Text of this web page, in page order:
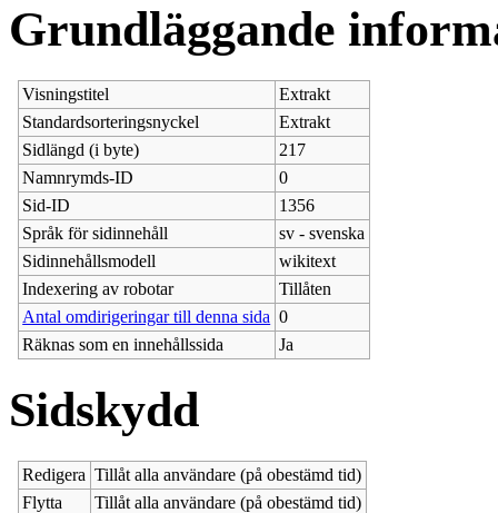
Grundläggande
Visningstitel
Extrakt
Standardsorteringsnyckel
Extrakt
Sidlängd (i byte)
217
Namnrymds-ID
0
Sid-ID
1356
Språk för sidinnehåll
sv - svenska
Sidinnehållsmodell
wikitext
Indexering av robotar
Tillåten
Antal omdirigeringar till denna sida 0
Räknas som en innehållssida
Ja
Sidskydd
Redigera Tillåt alla användare (på obestämd tid)
Flytta
Tillåt alla användare (på obestämd tid)